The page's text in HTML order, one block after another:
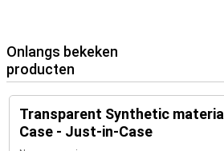
Onlangs bekeken
producten
Transparent Synthetic material
Case - Just-in-Case